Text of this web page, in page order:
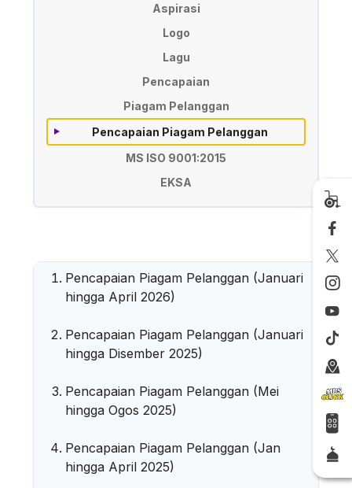
Aspirasi
Logo
Lagu
Pencapaian
Piagam Pelanggan
Pencapaian Piagam Pelanggan
MS ISO 9001:2015
EKSA
Pencapaian Piagam Pelanggan (Januari
hingga April 2026)
Pencapaian Piagam Pelanggan (Januari
hingga Disember 2025)
Pencapaian Piagam Pelanggan (Mei
hingga Ogos 2025)
Pencapaian Piagam Pelanggan (Jan
hingga April 2025)